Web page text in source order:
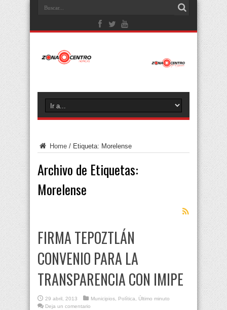
Home / Etiqueta: Morelense
Archivo de Etiquetas:
Morelense
FIRMA TEPOZTLÁN
CONVENIO PARA LA
TRANSPARENCIA CON IMIPE
29 abril, 2013 Municipios, Política, Último minuto
Deja un comentario